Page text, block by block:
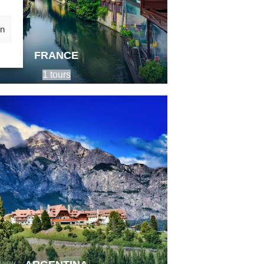
FRANCE
1 tours